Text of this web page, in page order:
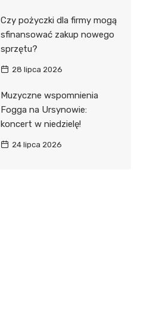
Czy pożyczki dla firmy mogą
sfinansować zakup nowego
sprzętu?
28 lipca 2026
Muzyczne wspomnienia
Fogga na Ursynowie:
koncert w niedzielę!
24 lipca 2026